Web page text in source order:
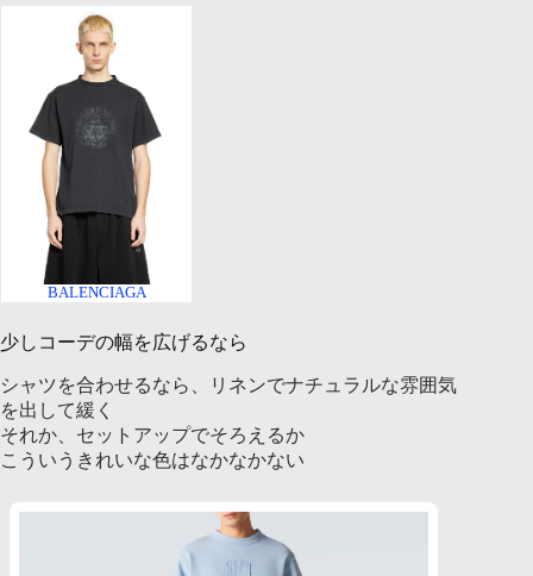
BALENCIAGA
少しコーデの幅を広げるなら
シャツを合わせるなら、リネンでナチュラルな雰囲気
を出して緩く
それか、セットアップでそろえるか
こういうきれいな色はなかなかない